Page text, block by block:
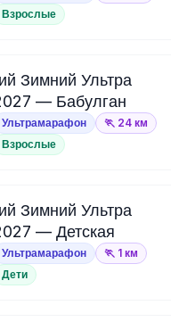
Взрослые
Зимний Ультра
— Бабулган
Ультрамарафон 🏃 24 км
Взрослые
Зимний Ультра
— Детская
Ультрамарафон 🏃 1 км
Дети